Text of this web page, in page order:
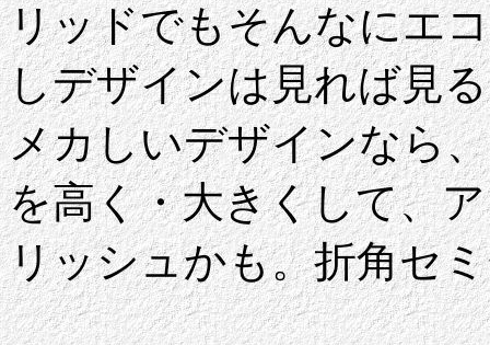
リッドでもそんなにエ
しデザインは見れば見
メカしいデザインなら
を高く・大きくして、
リッシュかも。折角セ